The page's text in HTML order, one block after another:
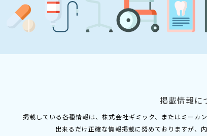
掲載情報に
掲載している各種情報は、株式会社ギミック、またはミーカ
出来るだけ正確な情報掲載に努めておりますが、